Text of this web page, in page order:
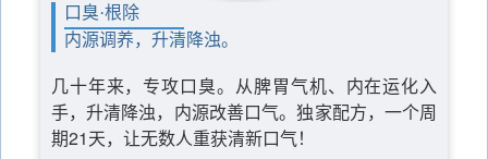
口臭·根除
内源调养，升清降浊。
几十年来，专攻口臭。从脾胃气机、内在运化入
手，升清降浊，内源改善口气。独家配方，一个周
期21天，让无数人重获清新口气！